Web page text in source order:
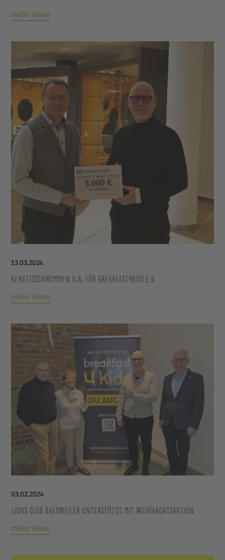
mehr lesen
13.03.2024
Benefizschwimmen u.a. für breakfast4kids e.V.
mehr lesen
03.02.2024
Lions Club Baesweiler unterstützt mit Weihnachtsaktion
mehr lesen